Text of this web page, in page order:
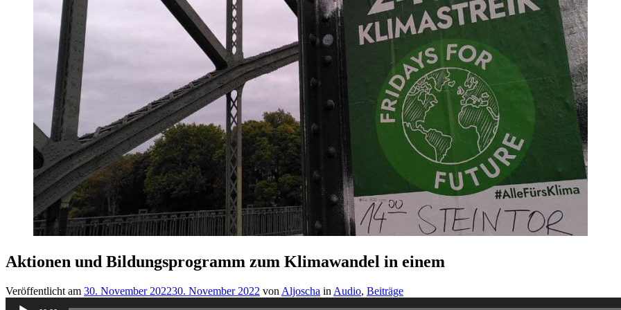
Aktionen und Bildungsprogramm zum Klimawandel in einem
Veröffentlicht am 30. November 202230. November 2022 von Aljoscha in Audio, Beiträge
Audio-